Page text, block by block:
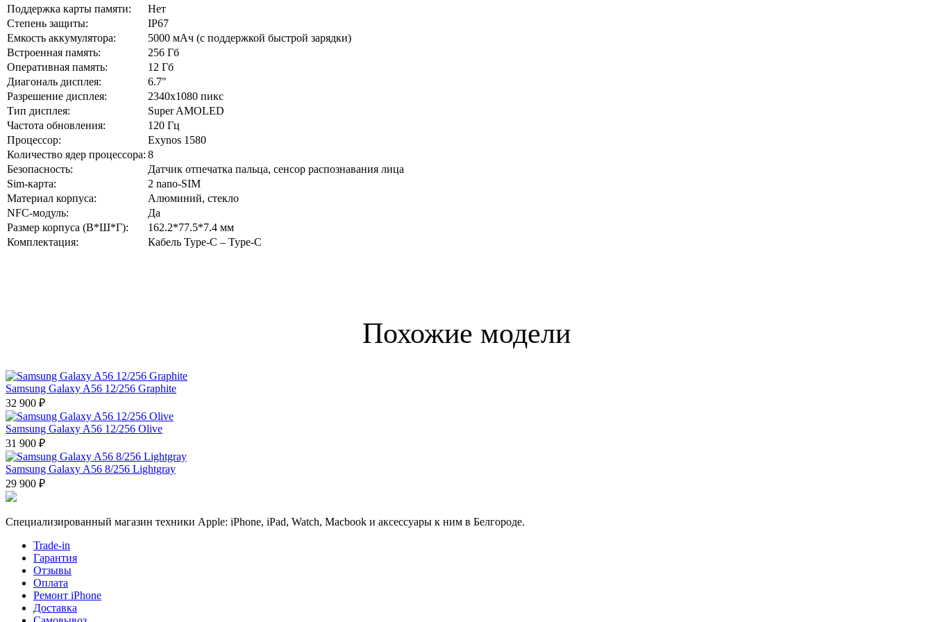
Поддержка карты памяти:
Нет
Степень защиты:
IP67
Емкость аккумулятора:
5000 мАч (с поддержкой быстрой зарядки)
Встроенная память:
256 Гб
Оперативная память:
12 Гб
Диагональ дисплея:
6.7"
Разрешение дисплея:
2340x1080 пикс
Тип дисплея:
Super AMOLED
Частота обновления:
120 Гц
Процессор:
Exynos 1580
Количество ядер процессора: 8
Безопасность:
Датчик отпечатка пальца, сенсор распознавания лица
Sim-карта:
2 nano-SIM
Материал корпуса:
Алюминий, стекло
NFC-модуль:
Да
Размер корпуса (В*Ш*Г):
162.2*77.5*7.4 мм
Комплектация:
Кабель Type-C – Type-C
Похожие модели
Samsung Galaxy A56 12/256 Graphite
32 900 ₽
Samsung Galaxy A56 12/256 Olive
31 900 ₽
Samsung Galaxy A56 8/256 Lightgray
29 900 ₽
Специализированный магазин техники Apple: iPhone, iPad, Watch, Macbook и аксессуары к ним в Белгороде.
Trade-in
Гарантия
Отзывы
Оплата
Ремонт iPhone
Доставка